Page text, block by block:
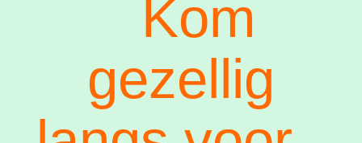
Kom
gezellig